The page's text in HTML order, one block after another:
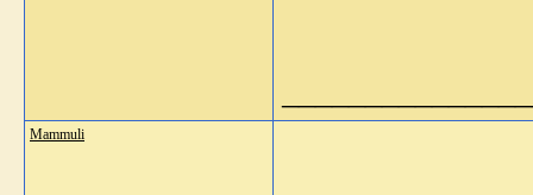
Mammuli